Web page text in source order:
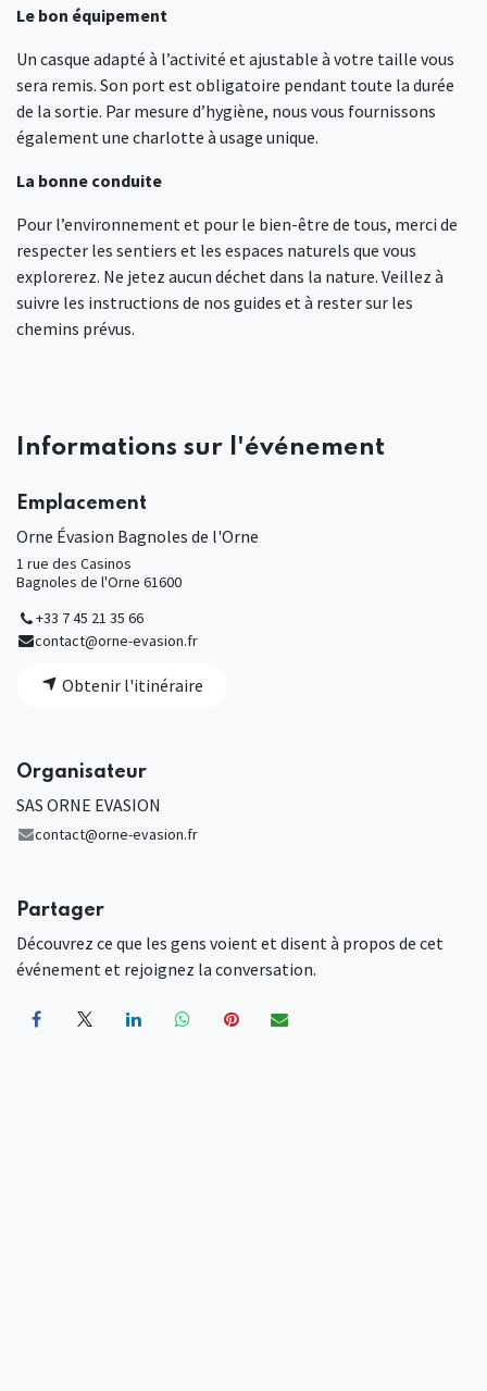
Le bon équipement
Un casque adapté à l’activité et ajustable à votre taille vous
sera remis. Son port est obligatoire pendant toute la durée
de la sortie. Par mesure d’hygiène, nous vous fournissons
également une charlotte à usage unique.
La bonne conduite
Pour l’environnement et pour le bien-être de tous, merci de
respecter les sentiers et les espaces naturels que vous
explorerez. Ne jetez aucun déchet dans la nature. Veillez à
suivre les instructions de nos guides et à rester sur les
chemins prévus.
Informations sur l'événement
Emplacement
Orne Évasion Bagnoles de l'Orne
1 rue des Casinos
Bagnoles de l'Orne 61600
+33 7 45 21 35 66
contact@orne-evasion.fr
Obtenir l'itinéraire
Organisateur
SAS ORNE EVASION
contact@orne-evasion.fr
Partager
Découvrez ce que les gens voient et disent à propos de cet
événement et rejoignez la conversation.